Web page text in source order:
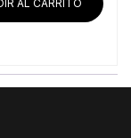
AL CARRITO